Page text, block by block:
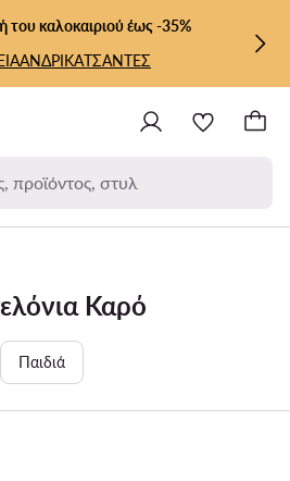
ΠΕΡΙΕΧΌΜΕΝΟ
του καλοκαιριού έως -35%
ΑΝΔΡΙΚΑΤΣΑΝΤΕΣ
προϊόντος, στυλ
Καρό
Παιδιά